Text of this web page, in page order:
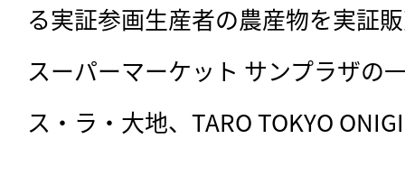
る実証参画生産者の農産物を実証
スーパーマーケット サンプラザの
ス・ラ・大地、TARO TOKYO